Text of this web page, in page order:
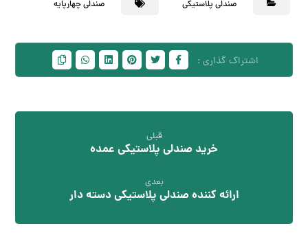
صندلی پلاستیکی صندلی چهارپایه
قبلی
خرید صندلی پلاستیکی عمده
بعدی
ارائه کننده صندلی پلاستیکی دسته دار